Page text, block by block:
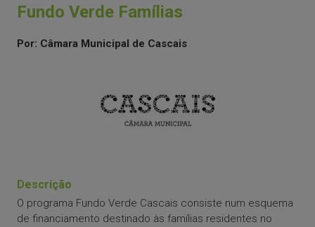
Fundo Verde Famílias
Por: Câmara Municipal de Cascais
Descrição
O programa Fundo Verde Cascais consiste num esquema
de financiamento destinado às famílias residentes no